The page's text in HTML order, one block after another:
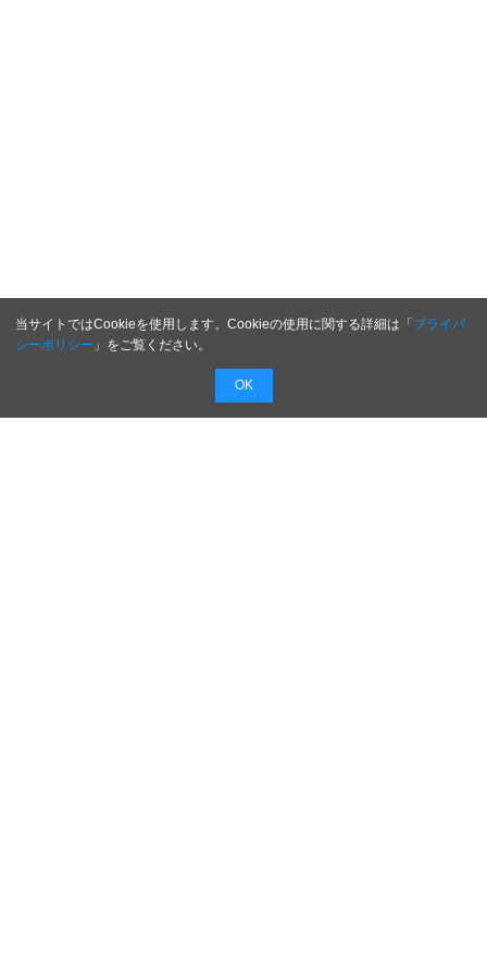
当サイトではCookieを使用します。Cookieの使用に関する詳細は「プライバ
シーポリシー 」をご覧ください。
OK